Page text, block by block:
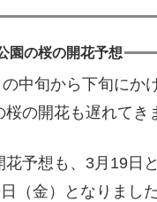
園の桜の開花予想
中旬から下旬にか
桜の開花も遅れてき
花予想も、3月19日
（金）となりました